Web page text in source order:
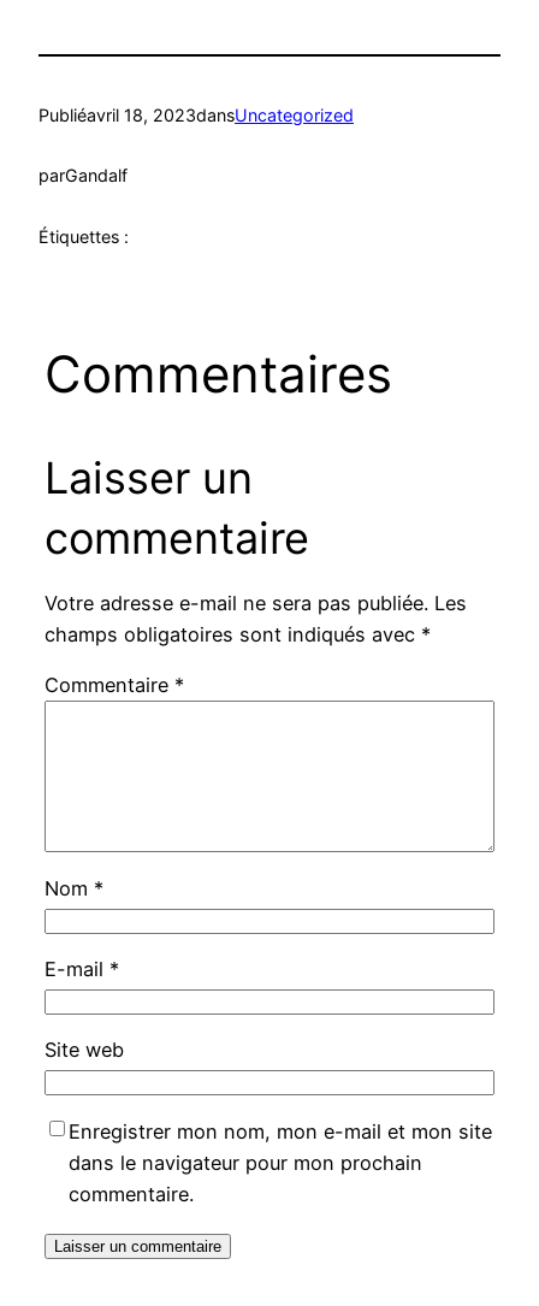
Publiéavril 18, 2023dansUncategorized
parGandalf
Étiquettes :
Commentaires
Laisser un
commentaire
Votre adresse e-mail ne sera pas publiée. Les
champs obligatoires sont indiqués avec *
Commentaire *
Nom *
E-mail *
Site web
Enregistrer mon nom, mon e-mail et mon site
dans le navigateur pour mon prochain
commentaire.